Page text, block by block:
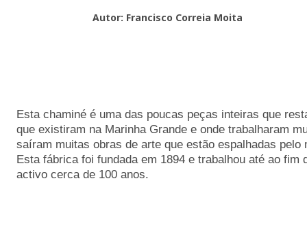
Autor: Francisco Correia Moita
Esta chaminé é uma das poucas peças inteiras que
que existiram na Marinha Grande e onde trabalharam
saíram muitas obras de arte que estão espalhadas pelo
Esta fábrica foi fundada em 1894 e trabalhou até ao fim
activo cerca de 100 anos.